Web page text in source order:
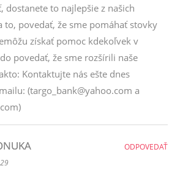
dostanete to najlepšie z našich
to, povedať, že sme pomáhať stovky
získať pomoc kdekoľvek v
povedať, že sme rozšírili naše
Kontaktujte nás ešte dnes
(targo_bank@yahoo.com a
ODPOVEDAŤ